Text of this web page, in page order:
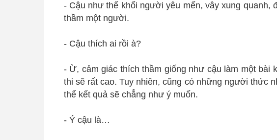
- Cậu như thế khối người yêu mến, vây xung quanh,
thầm một người.
- Cậu thích ai rồi à?
- Ừ, cảm giác thích thầm giống như cậu làm một bài
thi sẽ rất cao. Tuy nhiên, cũng có những người thức
thể kết quả sẽ chẳng như ý muốn.
- Ý cậu là…